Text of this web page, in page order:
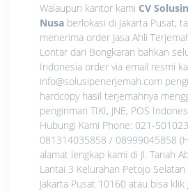
Walaupun kantor kami CV
Nusa berlokasi di Jakarta Pusat,
menerima order Jasa Ahli
Lontar dari Bongkaran bahkan
Indonesia order via email resmi
info@solusipenerjemah.com
hardcopy hasil terjemahnya
pengiriman TIKI, JNE, POS
Hubungi Kami Phone: 021-
081314035858 / 08999045858
alamat lengkap kami di Jl. Tanah
Lantai 3 Kelurahan Petojo
Jakarta Pusat 10160 atau bisa klik